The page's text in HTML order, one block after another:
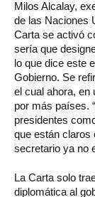
Milos Alcalay,
de las Naciones
Carta se activó
sería que
lo que dice este
Gobierno. Se
el cual ahora, en
por más países.
presidentes
que están claros
secretario ya no
La Carta solo
diplomática al